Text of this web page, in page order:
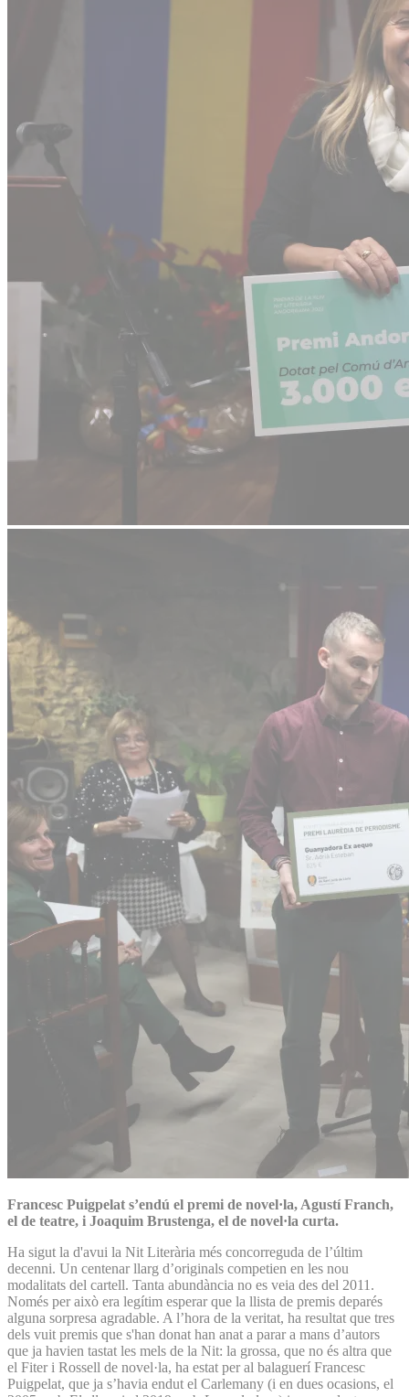
Francesc Puigpelat s’endú el premi de novel·la, Agustí Franch,
el de teatre, i Joaquim Brustenga, el de novel·la curta.
Ha sigut la d'avui la Nit Literària més concorreguda de l’últim
decenni. Un centenar llarg d’originals competien en les nou
modalitats del cartell. Tanta abundància no es veia des del 2011.
Només per això era legítim esperar que la llista de premis deparés
alguna sorpresa agradable. A l’hora de la veritat, ha resultat que tres
dels vuit premis que s'han donat han anat a parar a mans d’autors
que ja havien tastat les mels de la Nit: la grossa, que no és altra que
el Fiter i Rossell de novel·la, ha estat per al balaguerí Francesc
Puigpelat, que ja s’havia endut el Carlemany (i en dues ocasions, el